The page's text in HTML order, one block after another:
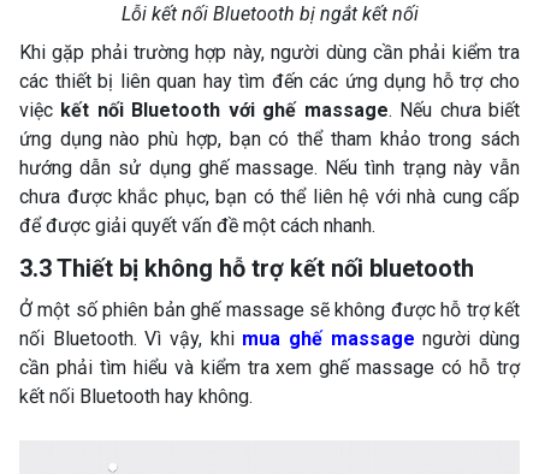
Lỗi kết nối Bluetooth bị ngắt kết nối
Khi gặp phải trường hợp này, người dùng cần phải kiểm tra
các thiết bị liên quan hay tìm đến các ứng dụng hỗ trợ cho
việc kết nối Bluetooth với ghế massage. Nếu chưa biết
ứng dụng nào phù hợp, bạn có thể tham khảo trong sách
hướng dẫn sử dụng ghế massage. Nếu tình trạng này vẫn
chưa được khắc phục, bạn có thể liên hệ với nhà cung cấp
để được giải quyết vấn đề một cách nhanh.
3.3 Thiết bị không hỗ trợ kết nối bluetooth
Ở một số phiên bản ghế massage sẽ không được hỗ trợ kết
nối Bluetooth. Vì vậy, khi mua ghế massage người dùng
cần phải tìm hiểu và kiểm tra xem ghế massage có hỗ trợ
kết nối Bluetooth hay không.